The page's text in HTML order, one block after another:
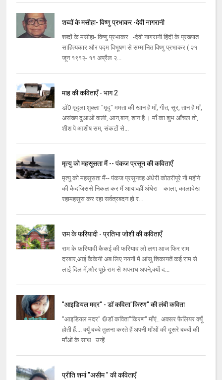
शब्दों के मसीहा- विष्णु प्रभाकर -देवी नागरानी
शब्दों के मसीहा- विष्णु प्रभाकर -देवी नागरानी हिंदी के प्रख्यात
साहित्यकार और पद्म विभूषण से सम्मानित विष्णु प्रभाकर ( २१
जून १९१२- ११ अप्रैल २...
माह की कविताएँ - भाग 2
डॉ0 मृदुला शुक्ला "मृदु" ममता की खान है माँ, गीत, सुर, तान है माँ,
असंख्य दुआओं वाली, आन,बान, शान है । माँ का शुभ आँचल तो,
शीश पे आशीष सम, संकटों से...
मृत्यु को महसूसता मैं -- पंकज प्रसून की कविताएँ
मृत्यु को महसूसता मैं-- पंकज प्रसूनवह अंधेरी कोठरीपूरे नौ महीने
की कैदजिससे निकल कर मैं आयावहीं अंधेरा---काला, कालादेख
रहामहसूस कर रहा सर्वत्रबदन हो र...
राम के फरियादी - प्रतिभा जोशी की कविताएँ
राम के फ़रियादी कैकई की फरियाद लो लगा आज फिर राम
दरबार,आई कैकेयी अब लिए नयनों में आंसू,शिकायतें कई राम से
लाई दिल में,और पूछे राम से अपराध अपने,क्यों द...
"आइडियल मदर" - डॉ कविता"किरण" की लंबी कविता
"आइडियल मदर" ©डॉ कविता"किरण" माँएं.. अक्सर फैलियर क्यूँ
होती हैं.... क्यूँ बच्चे तुलना करते हैं अपनी माँओं की दूसरे बच्चों की
माँओं के साथ.. उन्हें ...
प्रीति शर्मा "असीम " की कविताएँ